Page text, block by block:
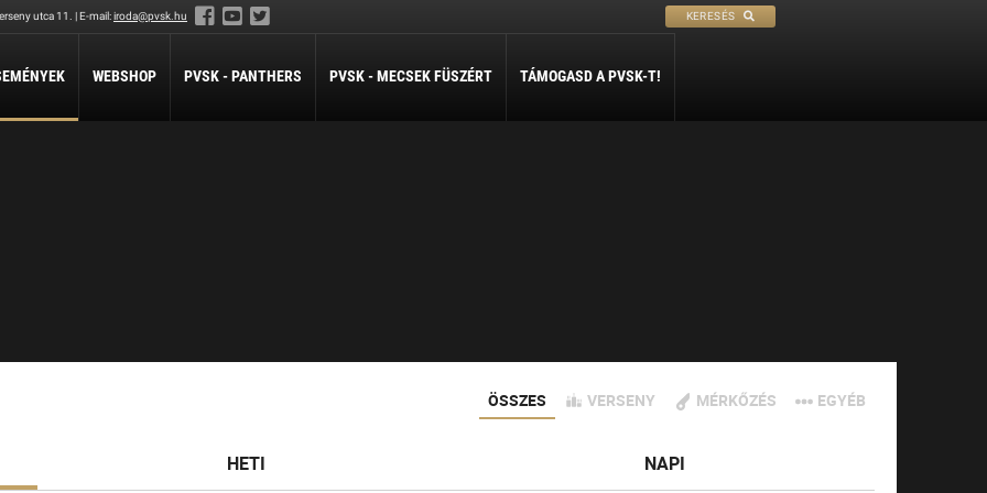
utca 11. | E-mail:iroda@pvsk.hu KERESÉS
WEBSHOP PVSK - PANTHERS PVSK - MECSEK FÜSZÉRT TÁMOGASD A PVSK-T!
ÖSSZES VERSENY MÉRKŐZÉS EGYÉB
HETI NAPI